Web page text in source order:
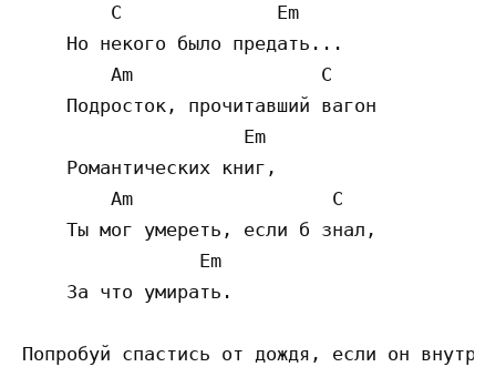
        C              Em
    Но некого было предать...
        Am                 C
    Подросток, прочитавший вагон
                    Em
    Романтических книг,
        Am                  C
    Ты мог умереть, если б знал,
                Em
    За что умирать.
Попробуй спастись от дождя, если он